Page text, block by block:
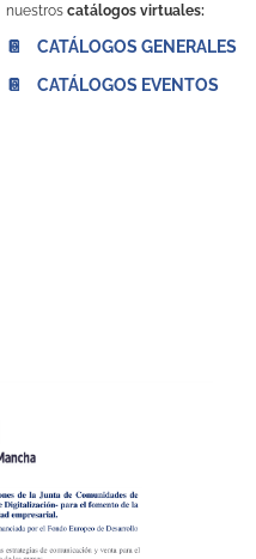
nuestros catálogos virtuales:
📔 CATÁLOGOS GENERALES
📔 CATÁLOGOS EVENTOS